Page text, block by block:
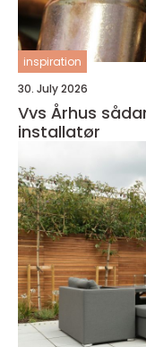
inspiration
30. July 2026
Vvs Århus sådan vælger du den rigtige
installatør